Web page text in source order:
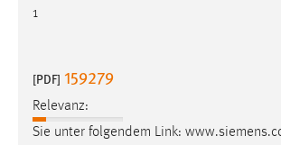
1
[PDF] 159279
Relevanz:
Sie unter folgendem Link: